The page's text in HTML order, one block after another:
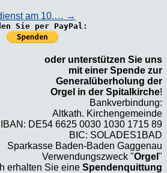
am 10.… →
Sie per PayPal:
oder unterstützen Sie uns
mit einer Spende zur
Generalüberholung der
Orgel in der Spitalkirche!
Bankverbindung:
Altkath. Kirchengemeinde
IBAN: DE54 6625 0030 1030 1715 89
BIC: SOLADES1BAD
Sparkasse Baden-Baden Gaggenau
Verwendungszweck "Orgel "
erhalten Sie eine Spendenquittung